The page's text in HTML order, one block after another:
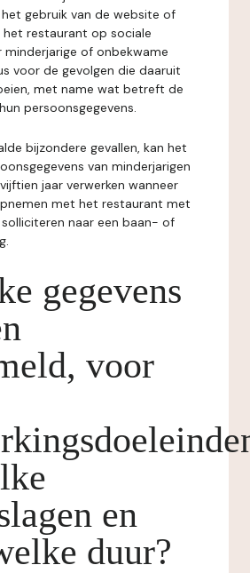
gebruik van de website of
het restaurant op sociale
of onbekwame
voor de gevolgen die daaruit
met name wat betreft de
persoonsgegevens.
bijzondere gevallen, kan het
van minderjarigen
jaar verwerken wanneer
met het restaurant met
naar een baan- of
gegevens
voor
en
duur?